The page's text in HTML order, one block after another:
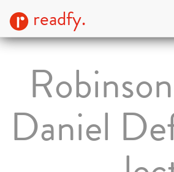
readfy.
Daniel